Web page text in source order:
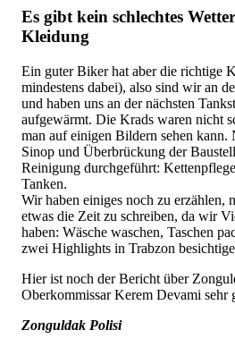
Es gibt kein schlechtes
Kleidung
Ein guter Biker hat aber die richtige
mindestens dabei), also sind wir an
und haben uns an der nächsten
aufgewärmt. Die Krads waren nicht
man auf einigen Bildern sehen
Sinop und Überbrückung der
Reinigung durchgeführt:
Tanken.
Wir haben einiges noch zu erzählen,
etwas die Zeit zu schreiben, da wir
haben: Wäsche waschen, Taschen
zwei Highlights in Trabzon
Hier ist noch der Bericht über
Oberkommissar Kerem Devami sehr
Zonguldak Polisi